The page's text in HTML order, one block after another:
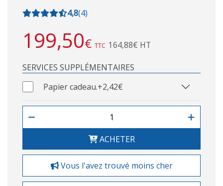
4,8(4)
199,50€ TTC 164,88€ HT
SERVICES SUPPLÉMENTAIRES
Papier cadeau.+2,42€
ACHETER
Vous l'avez trouvé moins cher